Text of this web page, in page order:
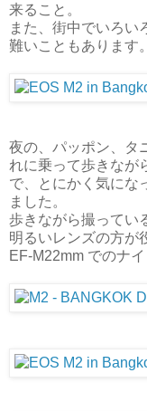
来ること。
また、街中でいろい
難いこともあります。
夜の、パッポン、タ
れに乗って歩きなが
で、とにかく気にな
ました。
歩きながら撮ってい
明るいレンズの方が
EF-M22mm でのナ